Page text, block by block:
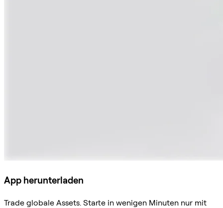
App herunterladen
Trade globale Assets. Starte in wenigen Minuten nur mit